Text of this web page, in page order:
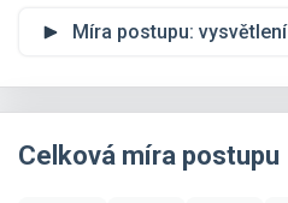
Míra postupu: vysvětlení
Celková míra postupu